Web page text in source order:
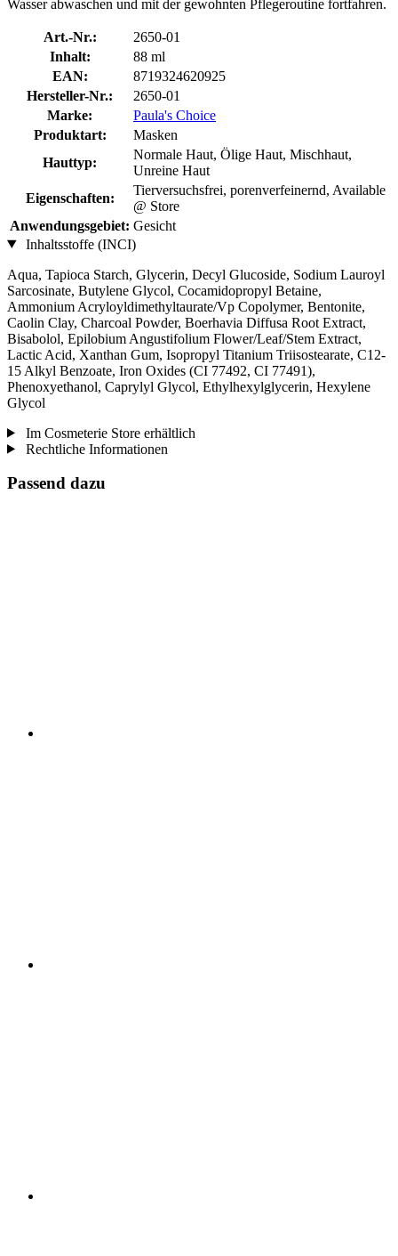
Wasser abwaschen und mit der gewohnten Pflegeroutine fortfahren.
Art.-Nr.:
2650-01
Inhalt:
88 ml
EAN:
8719324620925
Hersteller-Nr.:
2650-01
Marke:
Paula's Choice
Produktart:
Masken
Hauttyp:
Normale Haut, Ölige Haut, Mischhaut,
Unreine Haut
Eigenschaften:
Tierversuchsfrei, porenverfeinernd, Available
@ Store
Anwendungsgebiet: Gesicht
Inhaltsstoffe (INCI)
Aqua, Tapioca Starch, Glycerin, Decyl Glucoside, Sodium Lauroyl
Sarcosinate, Butylene Glycol, Cocamidopropyl Betaine,
Ammonium Acryloyldimethyltaurate/Vp Copolymer, Bentonite,
Caolin Clay, Charcoal Powder, Boerhavia Diffusa Root Extract,
Bisabolol, Epilobium Angustifolium Flower/Leaf/Stem Extract,
Lactic Acid, Xanthan Gum, Isopropyl Titanium Triisostearate, C12-
15 Alkyl Benzoate, Iron Oxides (CI 77492, CI 77491),
Phenoxyethanol, Caprylyl Glycol, Ethylhexylglycerin, Hexylene
Glycol
Im Cosmeterie Store erhältlich
Rechtliche Informationen
Passend dazu